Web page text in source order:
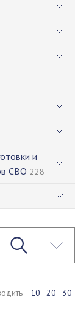
и
СВО 228
10 20 30